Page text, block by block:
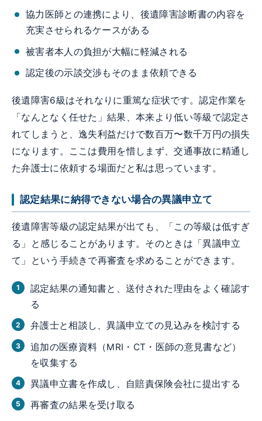
協力医師との連携により、後遺障害診断書の内容を
充実させられるケースがある
被害者本人の負担が大幅に軽減される
認定後の示談交渉もそのまま依頼できる
後遺障害6級はそれなりに重篤な症状です。認定作業を
「なんとなく任せた」結果、本来より低い等級で認定さ
れてしまうと、逸失利益だけで数百万〜数千万円の損失
になります。ここは費用を惜しまず、交通事故に精通し
た弁護士に依頼する場面だと私は思っています。
認定結果に納得できない場合の異議申立て
後遺障害等級の認定結果が出ても、「この等級は低すぎ
る」と感じることがあります。そのときは「異議申立
て」という手続きで再審査を求めることができます。
認定結果の通知書と、送付された理由をよく確認す
る
弁護士と相談し、異議申立ての見込みを検討する
追加の医療資料（MRI・CT・医師の意見書など）
を収集する
異議申立書を作成し、自賠責保険会社に提出する
再審査の結果を受け取る